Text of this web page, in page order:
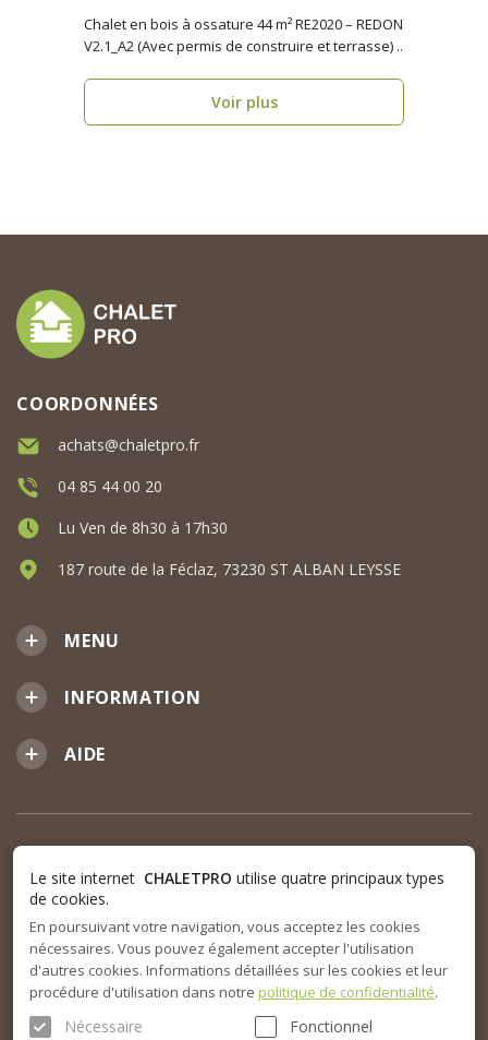
Chalet en bois à ossature 44 m² RE2020 – REDON
V2.1_A2 (Avec permis de construire et terrasse) ..
Voir plus
MENU
INFORMATION
AIDE
COORDONNÉES
achats@chaletpro.fr
04 85 44 00 20
Lu Ven de 8h30 à 17h30
187 route de la Féclaz, 73230 ST ALBAN LEYSSE
Le site internet CHALETPRO utilise quatre principaux types
de cookies.
En poursuivant votre navigation, vous acceptez les cookies
nécessaires. Vous pouvez également accepter l'utilisation
d'autres cookies. Informations détaillées sur les cookies et leur
procédure d'utilisation dans notre politique de confidentialité.
Nécessaire Fonctionnel